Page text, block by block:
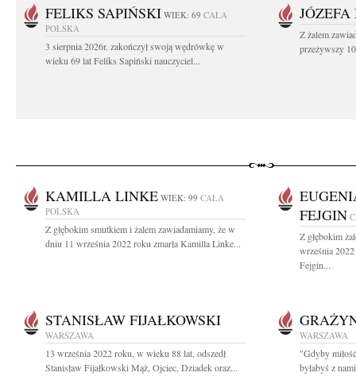
FELIKS SAPIŃSKI WIEK: 69 CAŁA
POLSKA
3 sierpnia 2026r. zakończył swoją wędrówkę w
wieku 69 lat Feliks Sapiński nauczyciel...
Z żalem
przeżywszy
KAMILLA LINKE WIEK: 99 CAŁA
POLSKA
Z głębokim smutkiem i żalem zawiadamiamy, że w
dniu 11 września 2022 roku zmarła Kamilla Linke...
FEJGIN
Z głębokim
września
Fejgin...
STANISŁAW FIJAŁKOWSKI
WARSZAWA
13 września 2022 roku, w wieku 88 lat, odszedł
Stanisław Fijałkowski Mąż, Ojciec, Dziadek oraz...
WARSZAWA
"Gdyby
byłabyś z